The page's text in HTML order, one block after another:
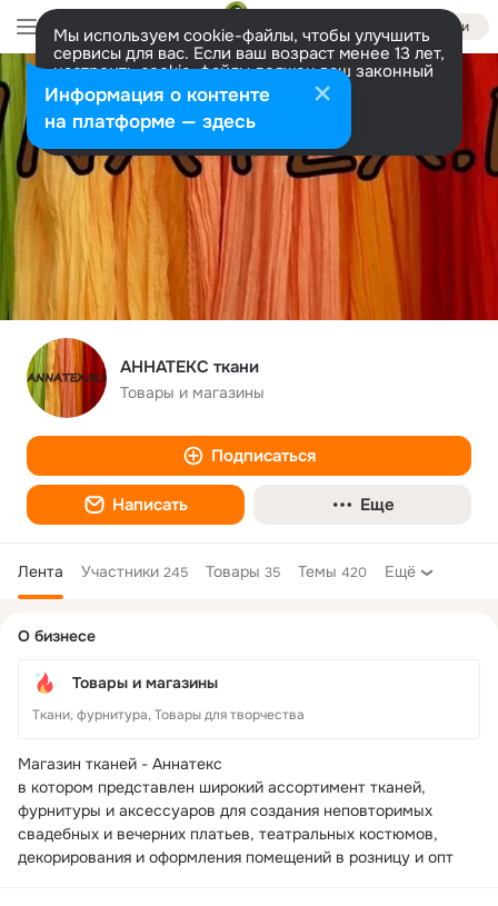
Войти
Мы используем cookie-файлы, чтобы улучшить
сервисы для вас. Если ваш возраст менее 13 лет,
настроить cookie-файлы должен ваш законный
представитель. Больше информации
Разрешить все Настроить
АННАТЕКС ткани
Товары и магазины
Подписаться
Написать Еще
Лента Участники 245 Товары 35 Темы 420 Ещё
колонка
О бизнесе
Товары и магазины
Ткани, фурнитура, Товары для творчества
Магазин тканей - Аннатекс
в котором представлен широкий ассортимент тканей,
фурнитуры и аксессуаров для создания неповторимых
свадебных и вечерних платьев, театральных костюмов,
декорирования и оформления помещений в розницу и опт
Информация о контенте
на платформе — здесь